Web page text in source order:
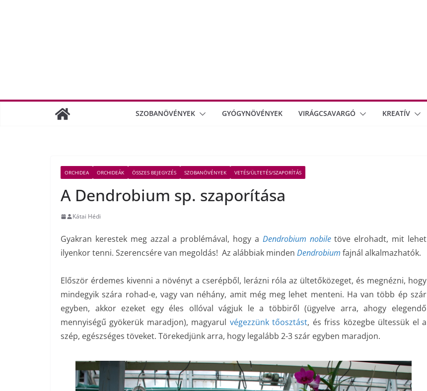
SZOBANÖVÉNYEK GYÓGYNÖVÉNYEK VIRÁGCSAVARGÓ KREATÍV
ORCHIDEA ORCHIDEÁK ÖSSZES BEJEGYZÉS SZOBANÖVÉNYEK VETÉS/ÜLTETÉS/SZAPORÍTÁS
A Dendrobium sp. szaporítása
Kátai Hédi
Gyakran kerestek meg azzal a problémával, hogy a Dendrobium nobiletöve elrohadt, mit lehet
ilyenkor tenni. Szerencsére van megoldás! Az alábbiak minden Dendrobium fajnál alkalmazhatók.
Először érdemes kivenni a növényt a cserépből, lerázni róla az ültetőközeget, és megnézni, hogy
mindegyik szára rohad-e, vagy van néhány, amit még meg lehet menteni. Ha van több ép szár
egyben, akkor ezeket egy éles ollóval vágjuk le a többiről (ügyelve arra, ahogy elegendő
mennyiségű gyökerük maradjon), magyarul végezzünk tőosztást, és friss közegbe ültessük el a
szép, egészséges töveket. Törekedjünk arra, hogy legalább 2-3 szár egyben maradjon.